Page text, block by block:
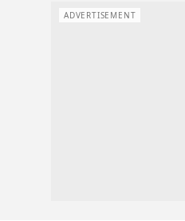
ADVERTISEMENT